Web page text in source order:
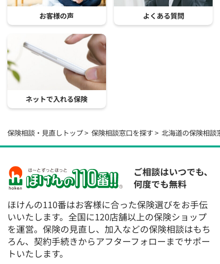
お客様の声 よくある質問
ネットで入れる保険
保険相談・見直しトップ 保険相談窓口を探す 北海道の保険相談
ご相談はいつでも、
何度でも無料
ほけんの110番はお客様に合った保険選びをお手伝
いいたします。全国に120店舗以上の保険ショップ
を運営。保険の見直し、加入などの保険相談はもち
ろん、契約手続きからアフターフォローまでサポー
トいたします。